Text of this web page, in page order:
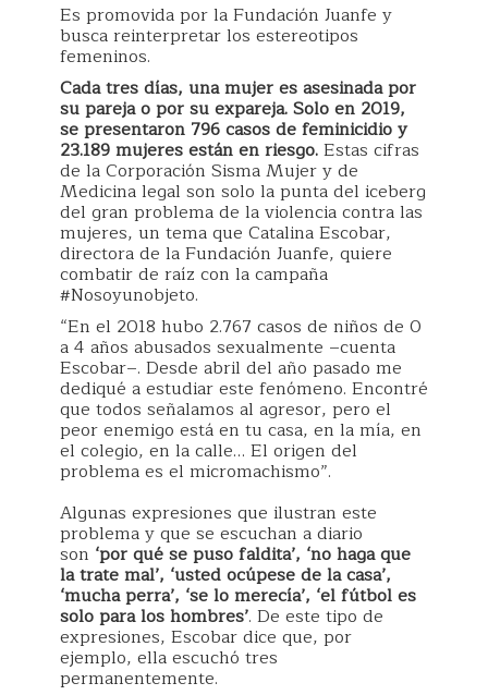
Es promovida por la Fundación Juanfe y
busca reinterpretar los estereotipos
femeninos.
Cada tres días, una mujer es asesinada por
su pareja o por su expareja. Solo en 2019,
se presentaron 796 casos de feminicidio y
23.189 mujeres están en riesgo.Estas cifras
de la Corporación Sisma Mujer y de
Medicina legal son solo la punta del iceberg
del gran problema de la violencia contra las
mujeres, un tema que Catalina Escobar,
directora de la Fundación Juanfe, quiere
combatir de raíz con la campaña
#Nosoyunobjeto.
“En el 2018 hubo 2.767 casos de niños de 0
a 4 años abusados sexualmente –cuenta
Escobar–. Desde abril del año pasado me
dediqué a estudiar este fenómeno. Encontré
que todos señalamos al agresor, pero el
peor enemigo está en tu casa, en la mía, en
el colegio, en la calle… El origen del
problema es el micromachismo”.
Algunas expresiones que ilustran este
problema y que se escuchan a diario
son ‘por qué se puso faldita’, ‘no haga que
la trate mal’, ‘usted ocúpese de la casa’,
‘mucha perra’, ‘se lo merecía’, ‘el fútbol es
solo para los hombres’. De este tipo de
expresiones, Escobar dice que, por
ejemplo, ella escuchó tres
permanentemente.